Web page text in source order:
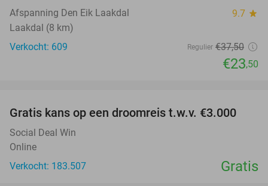
Afspanning Den Eik Laakdal 9.7 star
Laakdal (8 km)
Verkocht: 609
Regulier €37,50
€23,50
Gratis kans op een droomreis t.w.v. €3.000
Social Deal Win
Online
Verkocht: 183.507
Gratis